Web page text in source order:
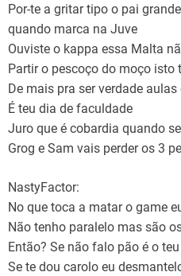
Por-te a gritar tipo o pai grande
quando marca na Juve
Ouviste o kappa essa Malta
Partir o pescoço do moço isto
De mais pra ser verdade
É teu dia de faculdade
Juro que é cobardia quando
Grog e Sam vais perder os 3
NastyFactor:
No que toca a matar o game
Não tenho paralelo mas são
Então? Se não falo pão é o
Se te dou carolo eu